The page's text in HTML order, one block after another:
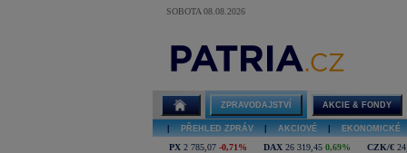
SOBOTA 08.08.2026
ZPRAVODAJSTVÍ AKCIE & FONDY
PŘEHLED ZPRÁV AKCIOVÉ EKONOMICKÉ
PX 2 785,07 -0,71% DAX 26 319,45 0,69% CZK/€